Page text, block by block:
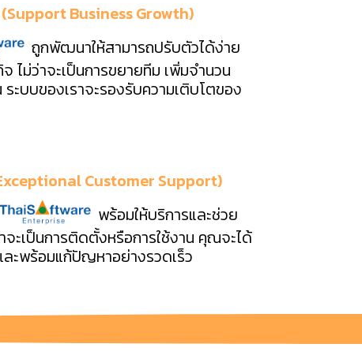
Business Growth)
ถูกพัฒนาให้สามารถปรับตัวได้ง่าย
ไม่ว่าจะเป็นการขยายทีม เพิ่มจำนวน
ะบบของเราจะรองรับความเติบโตของ
Customer Support)
พร้อมให้บริการและช่วย
ะเป็นการติดตั้งหรือการใช้งาน คุณจะได้
ะพร้อมแก้ปัญหาอย่างรวดเร็ว